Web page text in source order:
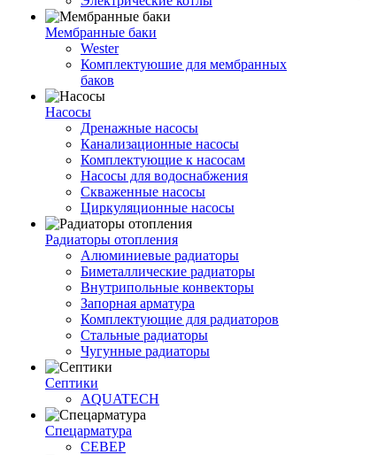
Мембранные баки
Wester
Комплектуюшие для мембранных
баков
Насосы
Дренажные насосы
Канализационные насосы
Комплектующие к насосам
Насосы для водоснабжения
Скваженные насосы
Циркуляционные насосы
Радиаторы отопления
Алюминиевые радиаторы
Биметаллические радиаторы
Внутрипольные конвекторы
Запорная арматура
Комплектующие для радиаторов
Стальные радиаторы
Чугунные радиаторы
Септики
AQUATECH
Спецарматура
СЕВЕР